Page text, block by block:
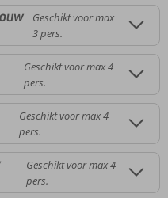
Geschikt voor max
3 pers.
Geschikt voor max 4
pers.
Geschikt voor max 4
pers.
Geschikt voor max 4
pers.